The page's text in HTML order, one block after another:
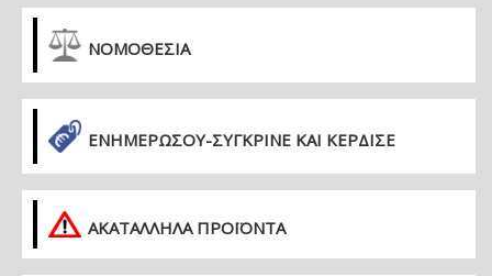
ΝΟΜΟΘΕΣΙΑ
ΕΝΗΜΕΡΏΣΟΥ-ΣΎΓΚΡΙΝΕ ΚΑΙ ΚΈΡΔΙΣΕ
ΑΚΑΤΑΛΛΗΛΑ ΠΡΟΪΟΝΤΑ